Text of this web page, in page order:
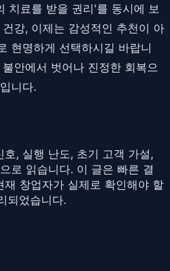
치료를 받을 권리'를 동시에 보
강, 이제는 감성적인 추천이 아
현명하게 선택하시길 바랍니
안에서 벗어나 진정한 회복으
니다.
, 실행 난도, 초기 고객 가설,
로 읽습니다. 이 글은 빠른 결
창업자가 실제로 확인해야 할
되었습니다.